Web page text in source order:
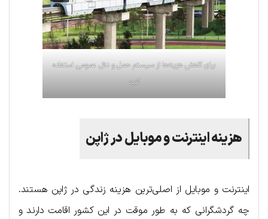
برای کاهش هزینه‌ها از سیستم حمل و نقل عمومی استفاده
کنید
هزینه اینترنت و موبایل در ژاپن
اینترنت و موبایل از اصلی‌ترین هزینه زندگی در ژاپن هستند.
چه گردشگرانی که به طور موقت در این کشور اقامت دارند و